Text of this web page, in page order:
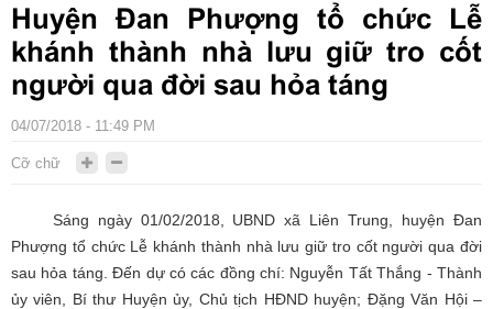
Huyện Đan Phượng tổ chức Lễ
khánh thành nhà lưu giữ tro cốt
người qua đời sau hỏa táng
04/07/2018 - 11:49 PM
Cỡ chữ
Sáng ngày 01/02/2018, UBND xã Liên Trung, huyện Đan
Phượng tổ chức Lễ khánh thành nhà lưu giữ tro cốt người qua đời
sau hỏa táng. Đến dự có các đồng chí: Nguyễn Tất Thắng - Thành
ủy viên, Bí thư Huyện ủy, Chủ tịch HĐND huyện; Đặng Văn Hội –